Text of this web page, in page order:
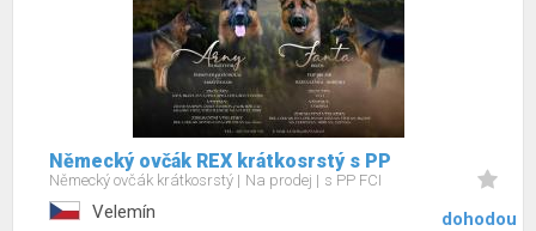
Německý ovčák REX krátkosrstý s PP
Německý ovčák krátkosrstý Na prodej s PP FCI
Velemín dohodou